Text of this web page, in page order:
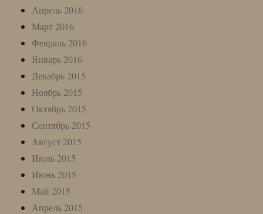
Апрель 2016
Март 2016
Февраль 2016
Январь 2016
Декабрь 2015
Ноябрь 2015
Октябрь 2015
Сентябрь 2015
Август 2015
Июль 2015
Июнь 2015
Май 2015
Апрель 2015